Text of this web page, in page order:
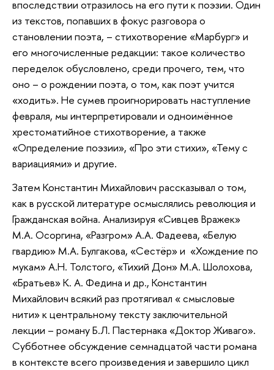
впоследствии отразилось на его пути к поэзии. Один
из текстов, попавших в фокус разговора о
становлении поэта, – стихотворение «Марбург» и
его многочисленные редакции: такое количество
переделок обусловлено, среди прочего, тем, что
оно – о рождении поэта, о том, как поэт учится
«ходить». Не сумев проигнорировать наступление
февраля, мы интерпретировали и одноимённое
хрестоматийное стихотворение, а также
«Определение поэзии», «Про эти стихи», «Тему с
вариациями» и другие.
Затем Константин Михайлович рассказывал о том,
как в русской литературе осмыслялись революция и
Гражданская война. Анализируя «Сивцев Вражек»
М.А. Осоргина, «Разгром» А.А. Фадеева, «Белую
гвардию» М.А. Булгакова, «Сестёр» и «Хождение по
мукам» А.Н. Толстого, «Тихий Дон» М.А. Шолохова,
«Братьев» К. А. Федина и др., Константин
Михайлович всякий раз протягивал « смысловые
нити» к центральному тексту заключительной
лекции – роману Б.Л. Пастернака «Доктор Живаго».
Субботнее обсуждение семнадцатой части романа
в контексте всего произведения и завершило цикл